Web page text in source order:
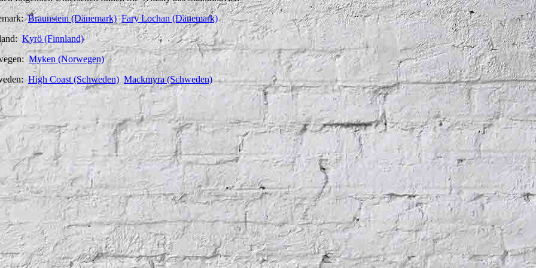
Braunstein (Dänemark) Fary Lochan (Dänemark)
Kyrö (Finnland)
Myken (Norwegen)
High Coast (Schweden) Mackmyra (Schweden)